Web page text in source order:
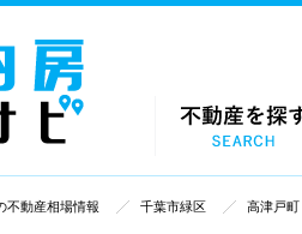
不動産相場情報 千葉市緑区 高津戸町